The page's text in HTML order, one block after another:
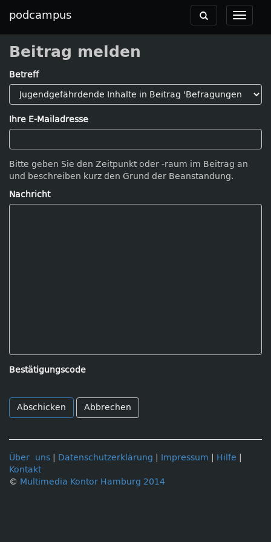
podcampus
Toggle
Toggle
navigation
Beitrag melden
Betreff
Ihre E-Mailadresse
Bitte geben Sie den Zeitpunkt oder -raum im Beitrag an
und beschreiben kurz den Grund der Beanstandung.
Nachricht
Bestätigungscode
Abbrechen
Über uns Datenschutzerklärung Impressum Hilfe
Kontakt
© Multimedia Kontor Hamburg 2014